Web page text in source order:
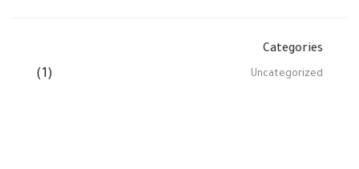
Categories
Uncategorized
(1)